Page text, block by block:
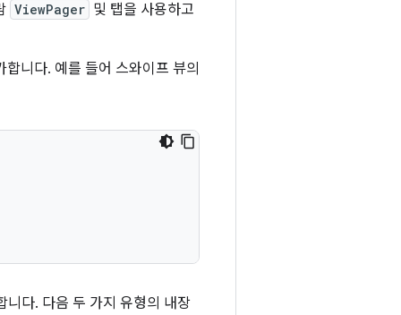
ViewPager 및 탭을 사용하고
니다. 예를 들어 스와이프 뷰의
니다. 다음 두 가지 유형의 내장